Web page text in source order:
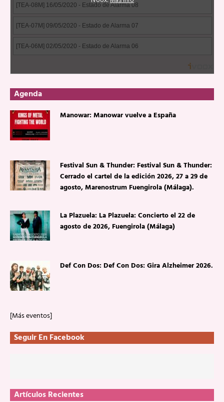
Agenda
Manowar: Manowar vuelve a España
Festival Sun & Thunder: Festival Sun & Thunder:
Cerrado el cartel de la edición 2026, 27 a 29 de
agosto, Marenostrum Fuengirola (Málaga).
La Plazuela: La Plazuela: Concierto el 22 de
agosto de 2026, Fuengirola (Málaga)
Def Con Dos: Def Con Dos: Gira Alzheimer 2026.
[Más eventos]
Seguir En Facebook
Artículos Recientes